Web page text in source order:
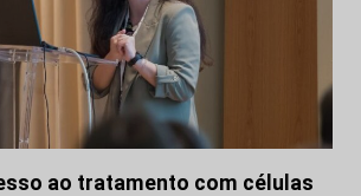
ao tratamento com células